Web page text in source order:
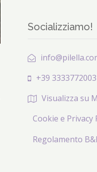
Socializziamo!
+39 3333772003
Visualizza su
Cookie e Privacy
Regolamento